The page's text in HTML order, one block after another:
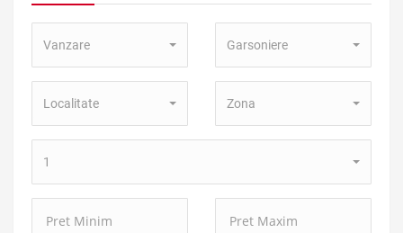
Tranzactie:
Vanzare
Proprietate:
Garsoniere
Localitate Zona
camere:
1
Minim:
Maxim: